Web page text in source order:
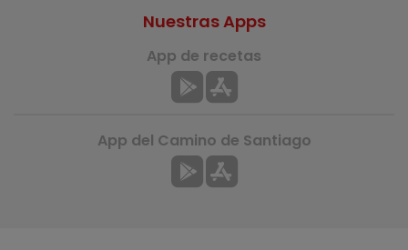
Nuestras Apps
App de recetas
App del Camino de Santiago